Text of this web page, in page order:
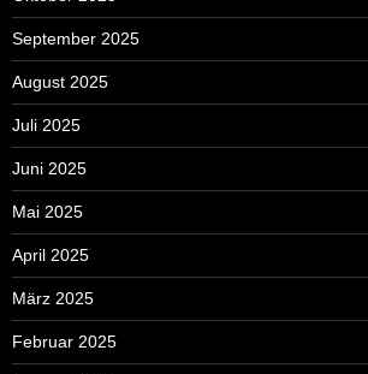
September 2025
August 2025
Juli 2025
Juni 2025
Mai 2025
April 2025
März 2025
Februar 2025